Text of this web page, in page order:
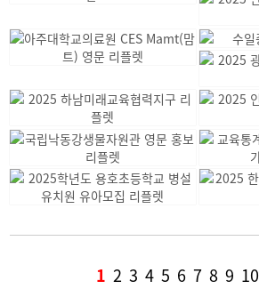
1 2 3 4 5 6 7 8 9 10